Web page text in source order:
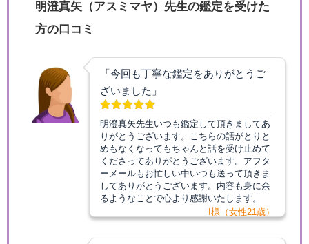
明澄真矢（アスミマヤ）先生の鑑定を受けた
方の口コミ
「今回も丁寧な鑑定をありがとうご
ざいました」
明澄真矢先生いつも鑑定して頂きましてあ
りがとうございます。こちらの話がとりと
めもなくなってもちゃんと話を受け止めて
くださってありがとうございます。アフタ
ーメールもお忙しい中いつも送って頂きま
してありがとうございます。内容も身に余
るようなことで心より感謝いたします。
I様（女性21歳）